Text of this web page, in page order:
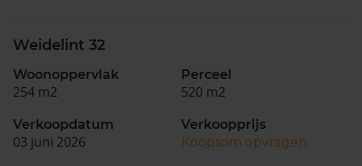
Weidelint 32
Woonoppervlak
254 m2
Perceel
520 m2
Verkoopdatum
03 juni 2026
Verkoopprijs
Koopsom opvragen